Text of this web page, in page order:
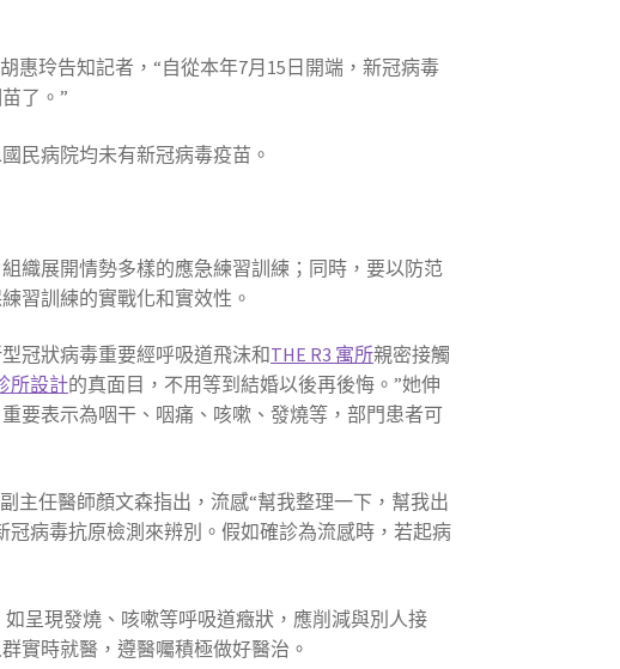
惠玲告知記者，“自從本年7月15日開端，新冠病毒
了。”
民病院均未有新冠病毒疫苗。
織展開情勢多樣的應急練習訓練；同時，要以防范
習訓練的實戰化和實效性。
冠狀病毒重要經呼吸道飛沫和THE R3 寓所親密接觸
所設計的真面目，不用等到結婚以後再後悔。”她伸
要表示為咽干、咽痛、咳嗽、發燒等，部門患者可
主任醫師顏文森指出，流感“幫我整理一下，幫我出
病毒抗原檢測來辨別。假如確診為流感時，若起病
呈現發燒、咳嗽等呼吸道癥狀，應削減與別人接
實時就醫，遵醫囑積極做好醫治。